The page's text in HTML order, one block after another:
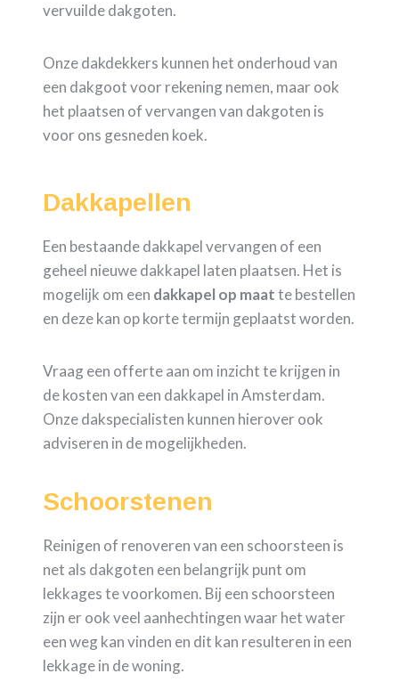
vervuilde dakgoten.
Onze dakdekkers kunnen het onderhoud van
een dakgoot voor rekening nemen, maar ook
het plaatsen of vervangen van dakgoten is
voor ons gesneden koek.
Dakkapellen
Een bestaande dakkapel vervangen of een
geheel nieuwe dakkapel laten plaatsen. Het is
mogelijk om een dakkapel op maatte bestellen
en deze kan op korte termijn geplaatst worden.
Vraag een offerte aan om inzicht te krijgen in
de kosten van een dakkapel in Amsterdam.
Onze dakspecialisten kunnen hierover ook
adviseren in de mogelijkheden.
Schoorstenen
Reinigen of renoveren van een schoorsteen is
net als dakgoten een belangrijk punt om
lekkages te voorkomen. Bij een schoorsteen
zijn er ook veel aanhechtingen waar het water
een weg kan vinden en dit kan resulteren in een
lekkage in de woning.